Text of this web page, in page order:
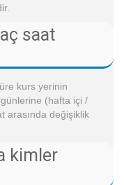
saat
kurs yerinin
günlerine (hafta içi /
arasında değişiklik
kimler